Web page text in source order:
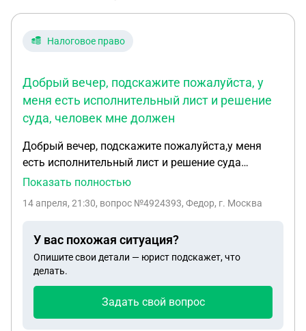
Налоговое право
Добрый вечер, подскажите пожалуйста, у
меня есть исполнительный лист и решение
суда, человек мне должен
Добрый вечер, подскажите пожалуйста,у меня
есть исполнительный лист и решение суда
,человек мне должен вернуть определенную
деньги а теперь требуют их вернуть обратно
ответчику за подписание контракта на сво,а на
вопрос зачем вы их тогда перечислили они
говорят это ошибка банка,что делать
Показать полностью
14 апреля, 21:30, вопрос №4924393, Федор, г. Москва
У вас похожая ситуация?
Опишите свои детали — юрист подскажет, что
делать.
Задать свой вопрос